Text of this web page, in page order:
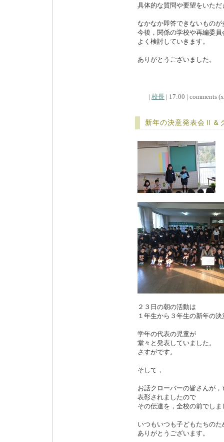
具体的な質問や要望をいただ
なかなか即答できないもの
今後，関係の学校や再編委員
よく検討していきます。
ありがとうございました。
| 校長 | 17:00 | comments
新年の決意発表会Ⅱ＆
２３日の朝の活動は
１年生から３年生の新年の
学年の代表の児童が
堂々と発表していました。
さすがです。
そして，
お話クローバーの皆さんが
表彰されましたので
その伝達を，全校の前でしま
いつもいつも子どもたちのた
ありがとうございます。